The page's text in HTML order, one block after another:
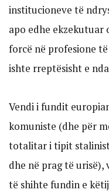
institucioneve të
apo edhe ekzekutuar
forcë në profesione
ishte rreptësisht e
Vendi i fundit
komuniste (dhe për
totalitar i tipit
dhe në prag të urisë),
të shihte fundin e